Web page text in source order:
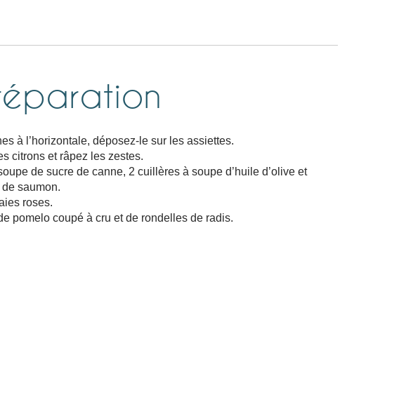
à l’horizontale, déposez-le sur les assiettes.
citrons et râpez les zestes.
de sucre de canne, 2 cuillères à soupe d’huile d’olive et
saumon.
roses.
pomelo coupé à cru et de rondelles de radis.